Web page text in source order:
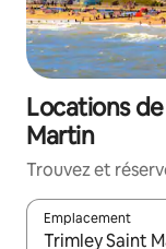
Locations
Martin
Trouvez et
Emplacement
Quand les